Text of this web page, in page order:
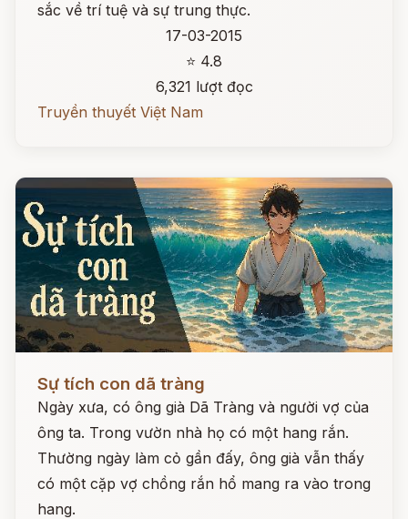
sắc về trí tuệ và sự trung thực.
17-03-2015
⭐ 4.8
6,321 lượt đọc
Truyền thuyết Việt Nam
Sự tích con dã tràng
Ngày xưa, có ông già Dã Tràng và người vợ của
ông ta. Trong vườn nhà họ có một hang rắn.
Thường ngày làm cỏ gần đấy, ông già vẫn thấy
có một cặp vợ chồng rắn hổ mang ra vào trong
hang.